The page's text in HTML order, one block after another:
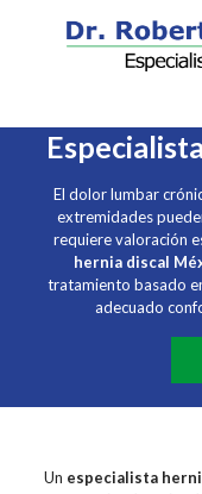
El dolor lumbar
extremidades
requiere valoración
hernia discal
tratamiento basado
adecuado
Un especialista